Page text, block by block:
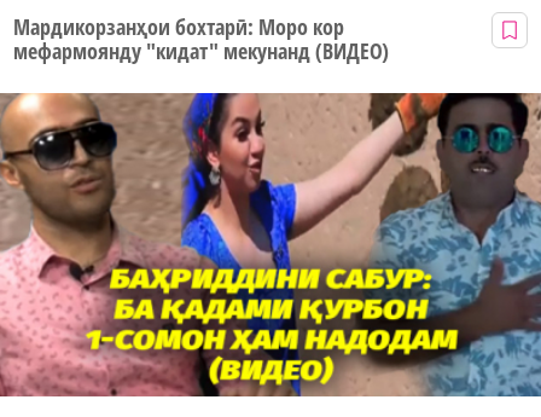
Мардикорзанҳои бохтарӣ: Моро кор
мефармоянду "кидат" мекунанд (ВИДЕО)